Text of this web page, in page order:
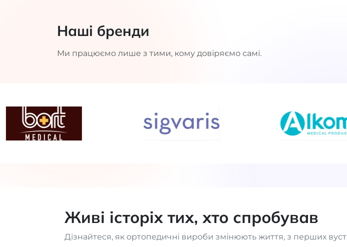
Наші бренди
Ми працюємо лише з тими, кому довіряємо самі.
Живі історіх тих, хто спробував
Дізнайтеся, як ортопедичні вироби змінюють життя, з перших вуст